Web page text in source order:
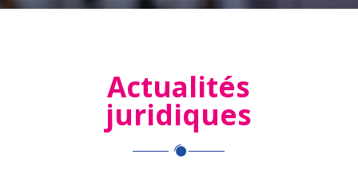
Actualités
juridiques